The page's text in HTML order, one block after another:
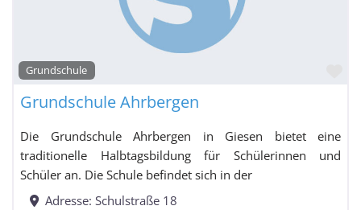
Grundschule
Grundschule Ahrbergen
Die Grundschule Ahrbergen in Giesen bietet eine
traditionelle Halbtagsbildung für Schülerinnen und
Schüler an. Die Schule befindet sich in der
Adresse: Schulstraße 18